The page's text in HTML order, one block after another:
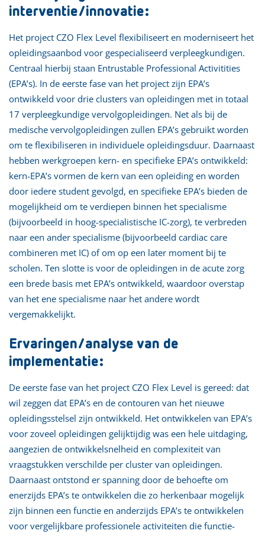
interventie/innovatie:
Het project CZO Flex Level flexibiliseert en moderniseert het
opleidingsaanbod voor gespecialiseerd verpleegkundigen.
Centraal hierbij staan Entrustable Professional Activitities
(EPA’s). In de eerste fase van het project zijn EPA’s
ontwikkeld voor drie clusters van opleidingen met in totaal
17 verpleegkundige vervolgopleidingen. Net als bij de
medische vervolgopleidingen zullen EPA’s gebruikt worden
om te flexibiliseren in individuele opleidingsduur. Daarnaast
hebben werkgroepen kern- en specifieke EPA’s ontwikkeld:
kern-EPA’s vormen de kern van een opleiding en worden
door iedere student gevolgd, en specifieke EPA’s bieden de
mogelijkheid om te verdiepen binnen het specialisme
(bijvoorbeeld in hoog-specialistische IC-zorg), te verbreden
naar een ander specialisme (bijvoorbeeld cardiac care
combineren met IC) of om op een later moment bij te
scholen. Ten slotte is voor de opleidingen in de acute zorg
een brede basis met EPA’s ontwikkeld, waardoor overstap
van het ene specialisme naar het andere wordt
vergemakkelijkt.
Ervaringen/analyse van de
implementatie:
De eerste fase van het project CZO Flex Level is gereed: dat
wil zeggen dat EPA’s en de contouren van het nieuwe
opleidingsstelsel zijn ontwikkeld. Het ontwikkelen van EPA’s
voor zoveel opleidingen gelijktijdig was een hele uitdaging,
aangezien de ontwikkelsnelheid en complexiteit van
vraagstukken verschilde per cluster van opleidingen.
Daarnaast ontstond er spanning door de behoefte om
enerzijds EPA’s te ontwikkelen die zo herkenbaar mogelijk
zijn binnen een functie en anderzijds EPA’s te ontwikkelen
voor vergelijkbare professionele activiteiten die functie-